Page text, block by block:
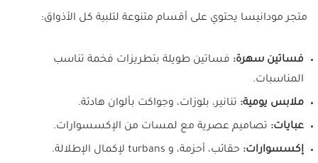
متجر مودانيسا يحتوي على أقسام متنوعة لتلبية كل الأذواق:
فساتين سهرة: فساتين طويلة بتطريزات فخمة تناسب
المناسبات.
ملابس يومية: تنانير، بلوزات، وجواكت بألوان هادئة.
عبايات: تصاميم عصرية مع لمسات من الإكسسوارات.
إكسسوارات: حقائب، أحزمة، و turbans لإكمال الإطلالة.